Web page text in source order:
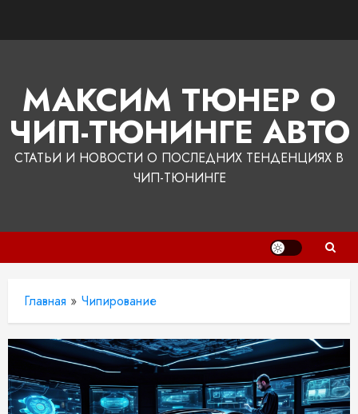
МАКСИМ ТЮНЕР О
ЧИП-ТЮНИНГЕ АВТО
СТАТЬИ И НОВОСТИ О ПОСЛЕДНИХ ТЕНДЕНЦИЯХ В
ЧИП-ТЮНИНГЕ
Главная » Чипирование